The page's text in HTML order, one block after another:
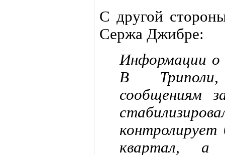
С другой
Сержа Джибре:
Информации о
В Триполи,
сообщениям
контролирует
квартал, а